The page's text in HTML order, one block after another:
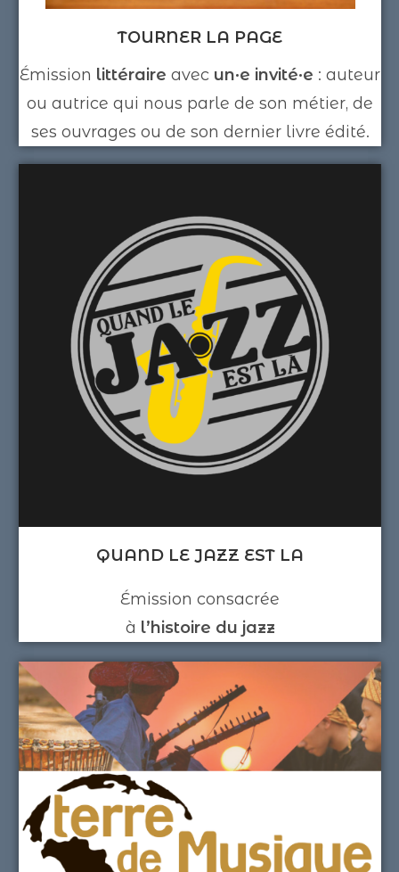
TOURNER LA PAGE
Émission littéraire avec un·e invité·e : auteur
ou autrice qui nous parle de son métier, de
ses ouvrages ou de son dernier livre édité.
QUAND LE JAZZ EST LA
Émission consacrée
à l’histoire du jazz